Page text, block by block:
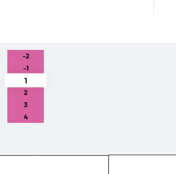
-2
-1
1
2
3
4